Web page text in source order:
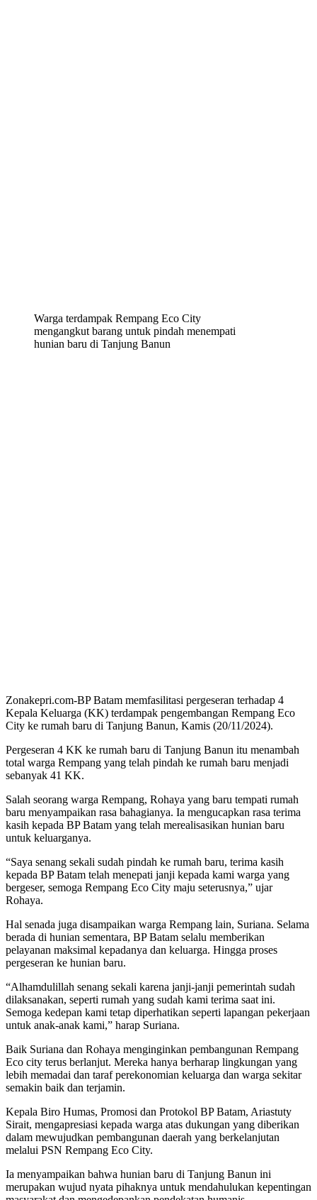
Warga terdampak Rempang Eco City
mengangkut barang untuk pindah menempati
hunian baru di Tanjung Banun
Zonakepri.com-BP Batam memfasilitasi pergeseran terhadap 4
Kepala Keluarga (KK) terdampak pengembangan Rempang Eco
City ke rumah baru di Tanjung Banun, Kamis (20/11/2024).
Pergeseran 4 KK ke rumah baru di Tanjung Banun itu menambah
total warga Rempang yang telah pindah ke rumah baru menjadi
sebanyak 41 KK.
Salah seorang warga Rempang, Rohaya yang baru tempati rumah
baru menyampaikan rasa bahagianya. Ia mengucapkan rasa terima
kasih kepada BP Batam yang telah merealisasikan hunian baru
untuk keluarganya.
“Saya senang sekali sudah pindah ke rumah baru, terima kasih
kepada BP Batam telah menepati janji kepada kami warga yang
bergeser, semoga Rempang Eco City maju seterusnya,” ujar
Rohaya.
Hal senada juga disampaikan warga Rempang lain, Suriana. Selama
berada di hunian sementara, BP Batam selalu memberikan
pelayanan maksimal kepadanya dan keluarga. Hingga proses
pergeseran ke hunian baru.
“Alhamdulillah senang sekali karena janji-janji pemerintah sudah
dilaksanakan, seperti rumah yang sudah kami terima saat ini.
Semoga kedepan kami tetap diperhatikan seperti lapangan pekerjaan
untuk anak-anak kami,” harap Suriana.
Baik Suriana dan Rohaya menginginkan pembangunan Rempang
Eco city terus berlanjut. Mereka hanya berharap lingkungan yang
lebih memadai dan taraf perekonomian keluarga dan warga sekitar
semakin baik dan terjamin.
Kepala Biro Humas, Promosi dan Protokol BP Batam, Ariastuty
Sirait, mengapresiasi kepada warga atas dukungan yang diberikan
dalam mewujudkan pembangunan daerah yang berkelanjutan
melalui PSN Rempang Eco City.
Ia menyampaikan bahwa hunian baru di Tanjung Banun ini
merupakan wujud nyata pihaknya untuk mendahulukan kepentingan